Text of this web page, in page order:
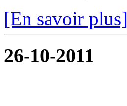
[En savoir plus]
26-10-2011